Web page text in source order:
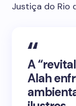
Justiça do Rio
A
Alah